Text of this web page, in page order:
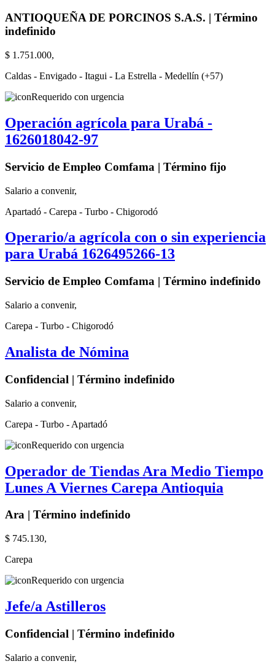
ANTIOQUEÑA DE PORCINOS S.A.S. | Término
indefinido
$ 1.751.000,
Caldas - Envigado - Itagui - La Estrella - Medellín (+57)
Requerido con urgencia
Operación agrícola para Urabá -
1626018042-97
Servicio de Empleo Comfama | Término fijo
Salario a convenir,
Apartadó - Carepa - Turbo - Chigorodó
Operario/a agrícola con o sin experiencia
para Urabá 1626495266-13
Servicio de Empleo Comfama | Término indefinido
Salario a convenir,
Carepa - Turbo - Chigorodó
Analista de Nómina
Confidencial | Término indefinido
Salario a convenir,
Carepa - Turbo - Apartadó
Requerido con urgencia
Operador de Tiendas Ara Medio Tiempo
Lunes A Viernes Carepa Antioquia
Ara | Término indefinido
$ 745.130,
Carepa
Requerido con urgencia
Jefe/a Astilleros
Confidencial | Término indefinido
Salario a convenir,